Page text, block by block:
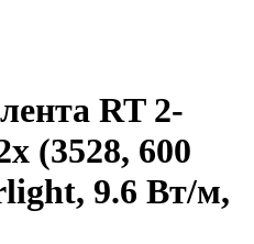
RT 2-
(3528, 600
9.6 Вт/м,